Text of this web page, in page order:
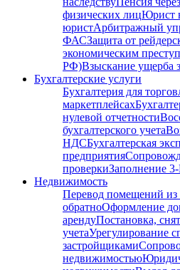
физических лицЮрист
юристАрбитражный
ФАСЗащита от
экономическим
РФ)Взыскание ущерба
Бухгалтерские услуги
Бухгалтерия для
маркетплейсах
нулевой отчетности
бухгалтерского учета
НДСБухгалтерская
предприятия
проверкиЗаполнение
Недвижимость
Перевод помещений
обратноОформление
арендуПостановка,
учетаУрегулирование
застройщиками
недвижимостью